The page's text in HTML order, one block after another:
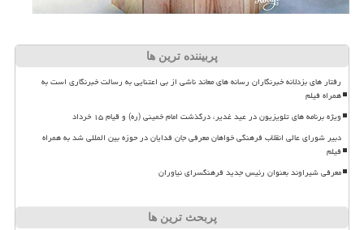
پربیننده ترین ها
رفتار های بزدلانه خبرنگاران رسانه های معاند ناشی از بی اعتنایی به رسالت خبرنگاری است به
همراه فیلم
ویژه برنامه های تلویزیون در عید غدیر، درگذشت امام خمینی (ره) و قیام ۱۵ خرداد
دبیر شورای عالی انقلاب فرهنگی خواهان معرفی جان فدایان در حوزه بین المللی شد به همراه
فیلم
معرفی شیراوند بعنوان رئیس جدید فرهنگسرای نیاوران
پربحث ترین ها